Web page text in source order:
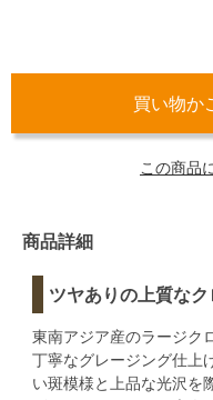
この商品
商品詳細
ツヤありの上質な
東南アジア産のラージク
丁寧なグレージング仕上
い斑模様と上品な光沢を